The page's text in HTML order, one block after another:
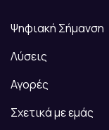
Ψηφιακή Σήμανση
Λύσεις
Αγορές
Σχετικά με εμάς